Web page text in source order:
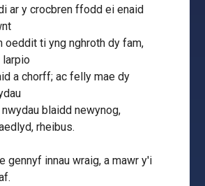
ar y crocbren ffodd ei enaid
oeddit ti yng nghroth dy fam,
larpio
a chorff; ac felly mae dy
nwydau blaidd newynog,
rheibus.
gennyf innau wraig, a mawr y'i